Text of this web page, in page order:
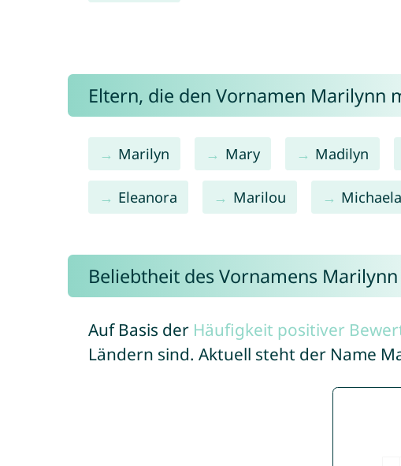
Eltern, die den Vornamen Marilynn
Marilyn Mary Madilyn
Eleanora Marilou Michaela
Beliebtheit des Vornamens Marilynn
Auf Basis der Häufigkeit positiver
Ländern sind. Aktuell steht der Name